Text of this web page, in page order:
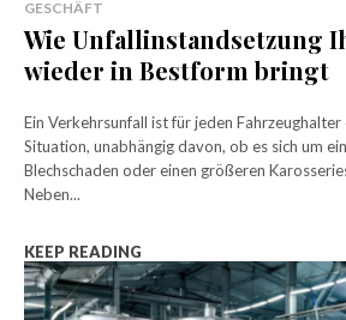
GESCHÄFT
Wie Unfallinstandsetzung
wieder in Bestform bringt
Ein Verkehrsunfall ist für jeden
Situation, unabhängig davon, ob es sich um
Blechschaden oder einen größeren
Neben...
KEEP READING